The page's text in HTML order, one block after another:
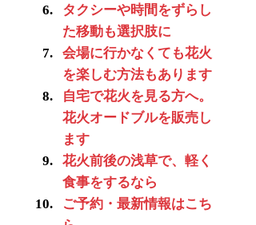
タクシーや時間をずらし
た移動も選択肢に
会場に行かなくても花火
を楽しむ方法もあります
自宅で花火を見る方へ。
花火オードブルを販売し
ます
花火前後の浅草で、軽く
食事をするなら
ご予約・最新情報はこち